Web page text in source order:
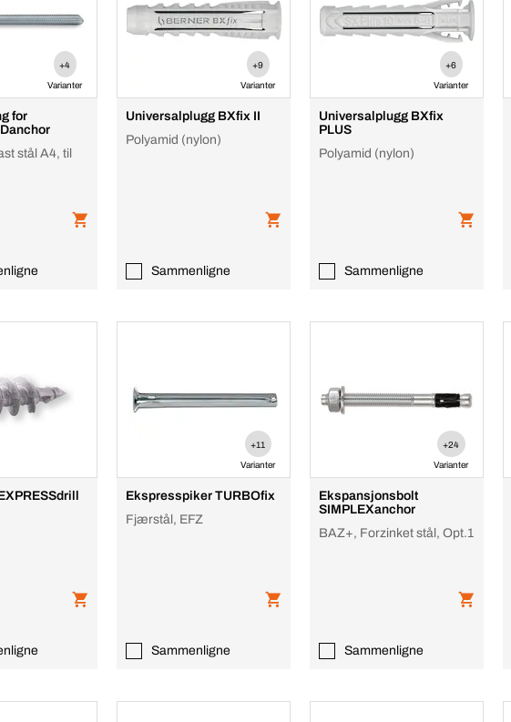
+4
Varianter
for
stål A4, til
+9
Varianter
Universalplugg BXfix II
Polyamid (nylon)
Sammenligne
+6
Varianter
Universalplugg BXfix
PLUS
Polyamid (nylon)
Sammenligne
+11
Varianter
Ekspresspiker TURBOfix
Fjærstål, EFZ
Sammenligne
+24
Varianter
Ekspansjonsbolt
SIMPLEXanchor
BAZ+, Forzinket stål, Opt.1
Sammenligne